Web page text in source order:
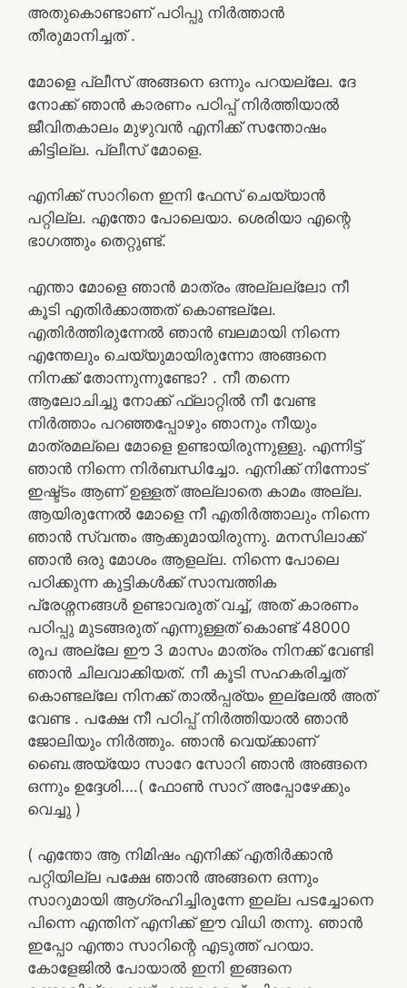
അതുകൊണ്ടാണ് പഠിപ്പു നിർത്താൻ
തീരുമാനിച്ചത് .
മോളെ പ്ലീസ് അങ്ങനെ ഒന്നും പറയല്ലേ. ദേ
നോക്ക് ഞാൻ കാരണം പഠിപ്പ് നിർത്തിയാൽ
ജീവിതകാലം മുഴുവൻ എനിക്ക് സന്തോഷം
കിട്ടില്ല. പ്ലീസ് മോളെ.
എനിക്ക് സാറിനെ ഇനി ഫേസ് ചെയ്യാൻ
പറ്റില്ല. എന്തോ പോലെയാ. ശെരിയാ എന്റെ
ഭാഗത്തും തെറ്റുണ്ട്.
എന്താ മോളെ ഞാൻ മാത്രം അല്ലല്ലോ നീ
കൂടി എതിർക്കാത്തത് കൊണ്ടല്ലേ.
എതിർത്തിരുന്നേൽ ഞാൻ ബലമായി നിന്നെ
എന്തേലും ചെയ്യുമായിരുന്നോ അങ്ങനെ
നിനക്ക് തോന്നുന്നുണ്ടോ? . നീ തന്നെ
ആലോചിച്ചു നോക്ക് ഫ്ലാറ്റിൽ നീ വേണ്ട
നിർത്താം പറഞ്ഞപ്പോഴും ഞാനും നീയും
മാത്രമല്ലെ മോളെ ഉണ്ടായിരുന്നുള്ളു. എന്നിട്ട്
ഞാൻ നിന്നെ നിർബന്ധിച്ചോ. എനിക്ക് നിന്നോട്
ഇഷ്ട്ടം ആണ് ഉള്ളത് അല്ലാതെ കാമം അല്ല.
ആയിരുന്നേൽ മോളെ നീ എതിർത്താലും നിന്നെ
ഞാൻ സ്വന്തം ആക്കുമായിരുന്നു. മനസിലാക്ക്
ഞാൻ ഒരു മോശം ആളല്ല. നിന്നെ പോലെ
പഠിക്കുന്ന കുട്ടികൾക്ക് സാമ്പത്തിക
പ്രേശ്നനങ്ങൾ ഉണ്ടാവരുത് വച്ച്, അത് കാരണം
പഠിപ്പു മുടങ്ങരുത് എന്നുള്ളത് കൊണ്ട് 48000
രൂപ അല്ലേ ഈ 3 മാസം മാത്രം നിനക്ക് വേണ്ടി
ഞാൻ ചിലവാക്കിയത്. നീ കൂടി സഹകരിച്ചത്
കൊണ്ടല്ലേ നിനക്ക് താൽപ്പര്യം ഇല്ലേൽ അത്
വേണ്ട . പക്ഷേ നീ പഠിപ്പ് നിർത്തിയാൽ ഞാൻ
ജോലിയും നിർത്തും. ഞാൻ വെയ്ക്കാണ്
ബൈ.അയ്യോ സാറേ സോറി ഞാൻ അങ്ങനെ
ഒന്നും ഉദ്ദേശി….( ഫോൺ സാറ് അപ്പോഴേക്കും
വെച്ചു )
( എന്തോ ആ നിമിഷം എനിക്ക് എതിർക്കാൻ
പറ്റിയില്ല പക്ഷേ ഞാൻ അങ്ങനെ ഒന്നും
സാറുമായി ആഗ്രഹിച്ചിരുന്നേ ഇല്ല പടച്ചോനെ
പിന്നെ എന്തിന് എനിക്ക് ഈ വിധി തന്നു. ഞാൻ
ഇപ്പോ എന്താ സാറിന്റെ എടുത്ത് പറയാ.
കോളേജിൽ പോയാൽ ഇനി ഇങ്ങനെ